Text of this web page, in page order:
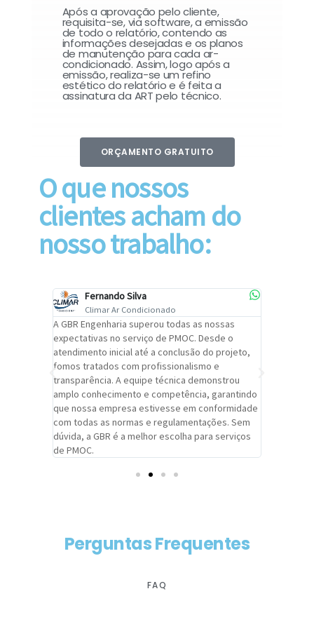
Após a aprovação pelo cliente,
requisita-se, via software, a emissão
de todo o relatório, contendo as
informações desejadas e os planos
de manutenção para cada ar-
condicionado. Assim, logo após a
emissão, realiza-se um refino
estético do relatório e é feita a
assinatura da ART pelo técnico.
ORÇAMENTO GRATUITO
O que nossos
clientes acham do
nosso trabalho:
Fernando Silva
Climar Ar Condicionado
A GBR Engenharia superou todas as nossas
expectativas no serviço de PMOC. Desde o
atendimento inicial até a conclusão do projeto,
fomos tratados com profissionalismo e
transparência. A equipe técnica demonstrou
amplo conhecimento e competência, garantindo
que nossa empresa estivesse em conformidade
com todas as normas e regulamentações. Sem
dúvida, a GBR é a melhor escolha para serviços
de PMOC.
Perguntas Frequentes
FAQ